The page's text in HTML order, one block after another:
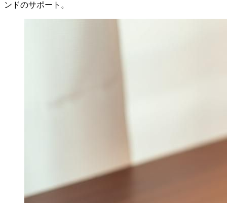
ンドのサポート。